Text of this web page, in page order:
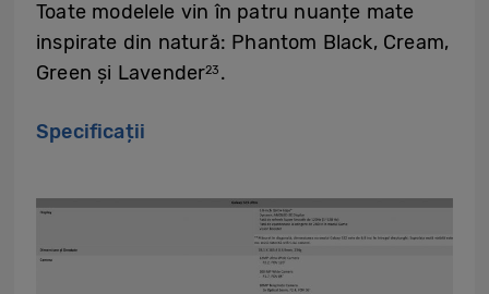
Toate modelele vin în patru nuanțe mate
inspirate din natură: Phantom Black, Cream,
Green și Lavender23 .
Specificații